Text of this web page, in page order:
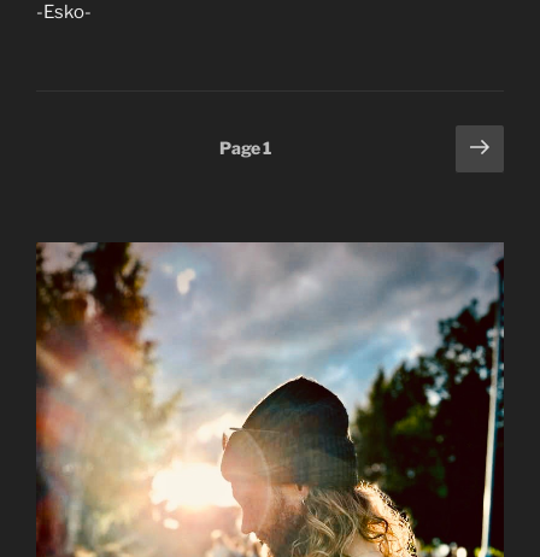
-Esko-
Page1
Next
page